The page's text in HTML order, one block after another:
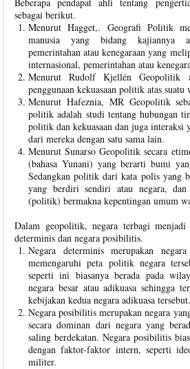
sebagai berikut.
Menurut Hagget,. Geografi Politik
manusia yang bidang kajiannya
pemerintahan atau kenegaraan yang
internasional, pemerintahan atau
Menurut Rudolf Kjellén Geopolitik
penggunaan kekuasaan politik atas
Menurut Hafeznia, MR Geopolitik
politik adalah studi tentang hubungan
politik dan kekuasaan dan juga
dari mereka dengan satu sama lain.
MenurutSunarso Geopolitik secara
(bahasa Yunani) yang berarti bumi
Sedangkan politik dari kata polis yang
yang berdiri sendiri atau negara,
(politik) bermakna kepentingan umum
Dalam geopolitik, negara terbagi
determinis dan negara posibilitis.
Negara determinis merupakan
memengaruhi peta politik negara
seperti ini biasanya berada pada
negara besar atau adikuasa sehingga
kebijakan kedua negara adikuasa tersebut.
Negara posibilitis merupakan negara
secara dominan dari negara yang
saling berdekatan. Negara posibilitis
dengan faktor-faktor intern, seperti
militer.